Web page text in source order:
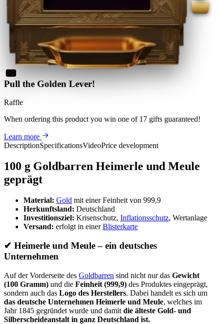
Pull the Golden Lever!
Raffle
When ordering this product you win one of 17 gifts guaranteed!
Learn more
DescriptionSpecificationsVideoPrice development
100 g Goldbarren Heimerle und Meule
geprägt
Material: Gold mit einer Feinheit von 999,9
Herkunftsland: Deutschland
Investitionsziel: Krisenschutz, Inflationsschutz, Wertanlage
Versand: erfolgt in einerBlisterkarte
✔ Heimerle und Meule – ein deutsches
Unternehmen
Auf der Vorderseite des Goldbarren sind nicht nur das Gewicht
(100 Gramm) und die Feinheit (999,9) des Produktes eingeprägt,
sondern auch das Logo des Herstellers. Dabei handelt es sich um
das deutsche Unternehmen Heimerle und Meule, welches im
Jahr 1845 gegründet wurde und damit die älteste Gold- und
Silberscheideanstalt in ganz Deutschland ist.